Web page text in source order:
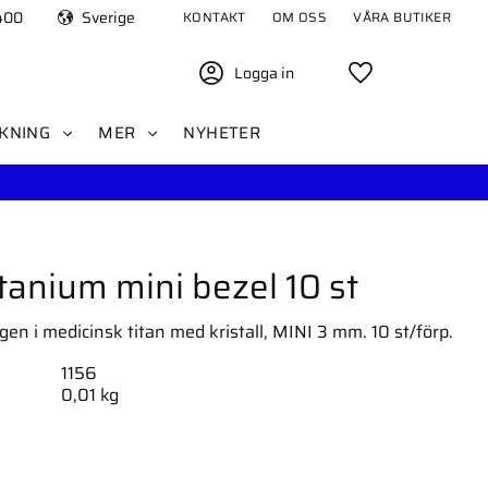
Sverige KONTAKT OM OSS VÅRA BUTIKER
Logga in
MER NYHETER
mini bezel 10 st
i medicinsk titan med kristall, MINI 3 mm. 10 st/förp.
1156
0,01 kg